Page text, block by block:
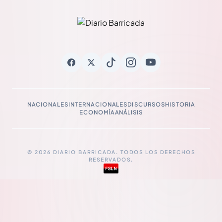
NACIONALESINTERNACIONALESDISCURSOSHISTORIA
ECONOMÍAANÁLISIS
© 2026 DIARIO BARRICADA. TODOS LOS DERECHOS
RESERVADOS.